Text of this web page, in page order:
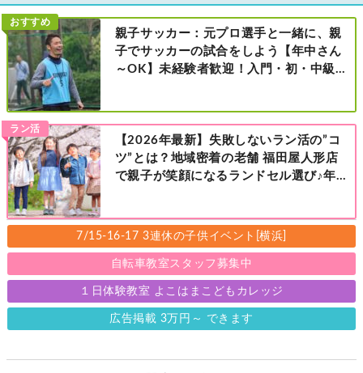
おすすめ
親子サッカー：元プロ選手と一緒に、親
子でサッカーの試合をしよう【年中さん
～OK】未経験者歓迎！入門・初・中級の
ラン活
【2026年最新】失敗しないラン活の”コ
ツ”とは？地域密着の老舗 福田屋人形店
で親子が笑顔になるランドセル選び♪年
店・町田店・マルイファミリー溝口店］
7/15-16-17 3連休の子供イベント[横浜]
自転車教室スタッフ募集中
１日体験教室 よこはまこどもカレッジ
広告掲載 3万円～ できます